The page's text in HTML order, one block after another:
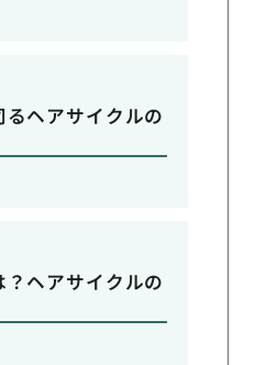
ヘアサイクルの
ヘアサイクルの